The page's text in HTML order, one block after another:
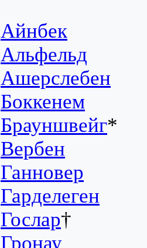
Айнбек
Альфельд
Ашерслебен
Боккенем
Брауншвейг*
Вербен
Ганновер
Гарделеген
Гослар†
Гронау